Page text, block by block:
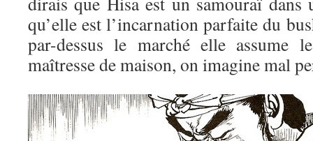
qu’elle est l’incarnation parfaite du
par-dessus le marché elle assume
maîtresse de maison, on imagine mal